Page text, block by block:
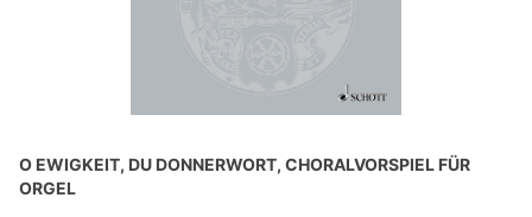
O EWIGKEIT, DU DONNERWORT, CHORALVORSPIEL FÜR
ORGEL